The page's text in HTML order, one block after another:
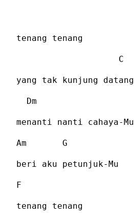
tenang tenang
C
yang tak kunjung datang
Dm
menanti nanti cahaya-Mu
Am G
beri aku petunjuk-Mu
F
tenang tenang